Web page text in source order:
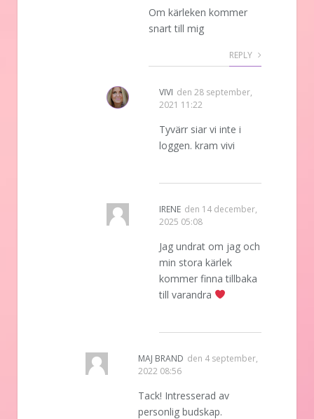
Om kärleken kommer
snart till mig
REPLY
VIVI den 28 september,
2021 11:22
Tyvärr siar vi inte i
loggen. kram vivi
IRENE den 14 december,
2025 05:08
Jag undrat om jag och
min stora kärlek
kommer finna tillbaka
till varandra
MAJ BRAND den 4 september,
2022 08:56
Tack! Intresserad av
personlig budskap.